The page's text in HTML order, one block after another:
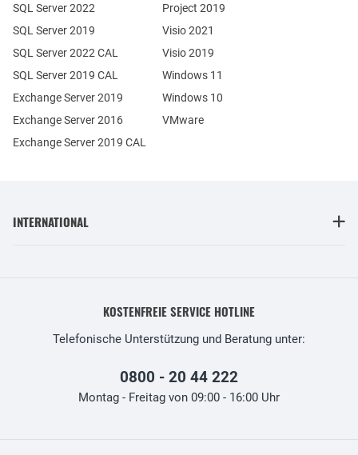
Exchange Server 2019
Exchange Server 2016
SQL Server 2022
SQL Server 2019
SQL Server 2022 CAL
SQL Server 2019 CAL
Exchange Server 2019 CAL
Project 2019
Visio 2021
Visio 2019
Windows 11
Windows 10
VMware
INTERNATIONAL
KOSTENFREIE SERVICE HOTLINE
Telefonische Unterstützung und Beratung unter:
0800 - 20 44 222
Montag - Freitag von 09:00 - 16:00 Uhr